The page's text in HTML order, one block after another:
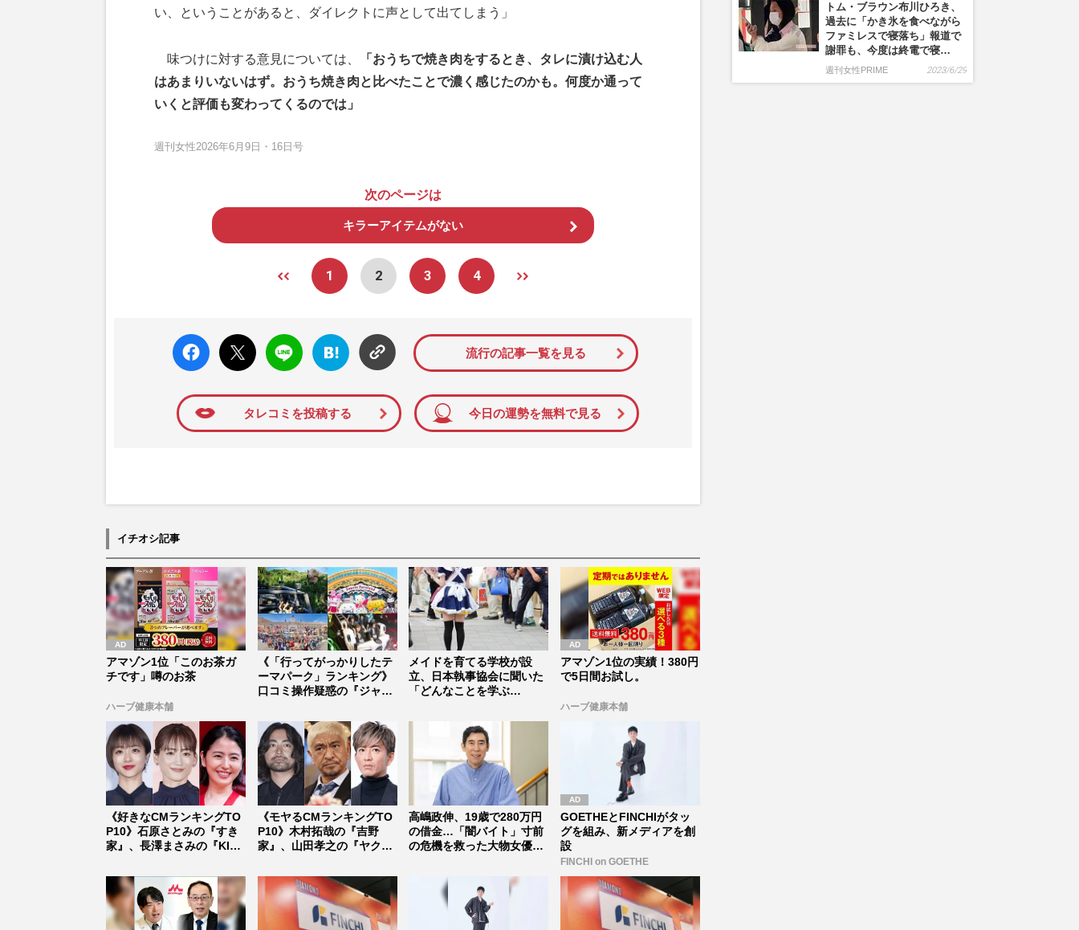
い、ということがあると、ダイレクトに声として出てしまう」
味つけに対する意見については、
「おうちで焼き肉をするとき、タレに漬け込む人
はあまりいないはず。おうち焼き肉と比べたことで濃く感じたのかも。何度か通って
いくと評価も変わってくるのでは」
週刊女性2026年6月9日・16日号
次のページは
キラーアイテムがない
1 2 3 4
faceboo
k いい
ね
X ポス
ト
LINE
はてな
ブック
マーク
流行の記事一覧を見る
タレコミを投稿する 今日の運勢を無料で見る
イチオシ記事
アマゾン1位「このお茶ガ
チです」噂のお茶
ハーブ健康本舗
《「行ってがっかりしたテ
ーマパーク」ランキング》
口コミ操作疑惑の『ジャン
メイドを育てる学校が設
立、日本執事協会に聞いた
「どんなことを学ぶ
アマゾン1位の実績！380円
で5日間お試し。
ハーブ健康本舗
《好きなCMランキングTO
P10》石原さとみの『すき
家』、長澤まさみの『KIN
《モヤるCMランキングTO
P10》木村拓哉の『吉野
家』、山田孝之の『ヤクル
高嶋政伸、19歳で280万円
の借金…「闇バイト」寸前
の危機を救った大物女優の
GOETHEとFINCHIがタッ
グを組み、新メディアを創
設
FINCHI on GOETHE
トム・ブラウン布川ひろき、
過去に「かき氷を食べながら
ファミレスで寝落ち」報道で
謝罪も、今度は終電で寝…
週刊女性PRIME 2023/6/29